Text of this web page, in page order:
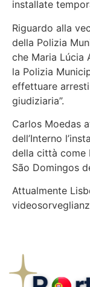
installate
Riguardo alla
della Polizia
che Maria Lúcia
la Polizia
effettuare
giudiziaria”.
Carlos Moedas
dell’Interno
della città come
São Domingos
Attualmente